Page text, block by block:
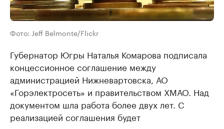
Фото: Jeff Belmonte/Flickr
Губернатор Югры Наталья Комарова подписала
концессионное соглашение между
администрацией Нижневартовска, АО
«Горэлектросеть» и правительством ХМАО. Над
документом шла работа более двух лет. С
реализацией соглашения будет